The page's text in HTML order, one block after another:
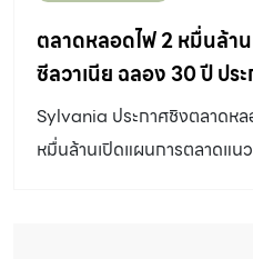
ตลาดหลอดไฟ 2 หมื่นล้า
ซีลวาเนีย ฉลอง 30 ปี ปร
สวิตช์รุกตลาดทุกกลุ่มผลิ
ร้านค้าทั่วประเทศ วางเป้
Sylvania ประกาศชิงตลาดห
หมื่นล้านเปิดแผนการตลาดแ